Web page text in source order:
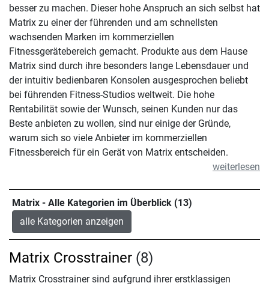
besser zu machen. Dieser hohe Anspruch an sich selbst hat
Matrix zu einer der führenden und am schnellsten
wachsenden Marken im kommerziellen
Fitnessgerätebereich gemacht. Produkte aus dem Hause
Matrix sind durch ihre besonders lange Lebensdauer und
der intuitiv bedienbaren Konsolen ausgesprochen beliebt
bei führenden Fitness-Studios weltweit. Die hohe
Rentabilität sowie der Wunsch, seinen Kunden nur das
Beste anbieten zu wollen, sind nur einige der Gründe,
warum sich so viele Anbieter im kommerziellen
Fitnessbereich für ein Gerät von Matrix entscheiden.
weiterlesen
Matrix - Alle Kategorien im Überblick (13)
alle Kategorien anzeigen
Matrix Crosstrainer (8)
Matrix Crosstrainer sind aufgrund ihrer erstklassigen